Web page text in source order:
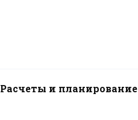
Расчеты и планирование